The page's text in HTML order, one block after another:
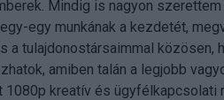
Mindig is nagyon
egy munkának a kezdetét,
a tulajdonostársaimmal közösen,
amiben talán a legjobb
1080p kreatív és